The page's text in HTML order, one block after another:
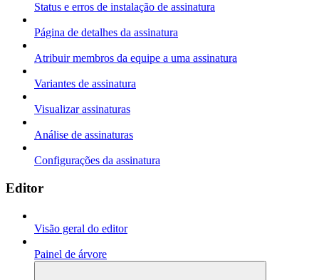
Status e erros de instalação de assinatura
Página de detalhes da assinatura
Atribuir membros da equipe a uma assinatura
Variantes de assinatura
Visualizar assinaturas
Análise de assinaturas
Configurações da assinatura
Editor
Visão geral do editor
Painel de árvore